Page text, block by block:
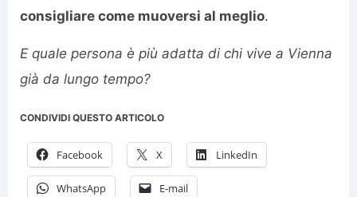
consigliare come muoversi al meglio.
E quale persona è più adatta di chi vive a Vienna
già da lungo tempo?
CONDIVIDI QUESTO ARTICOLO
Facebook X LinkedIn
WhatsApp E-mail